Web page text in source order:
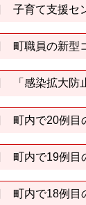
子育て支援セ
町職員の新型
「感染拡大
町内で20例目
町内で19例目
町内で18例目